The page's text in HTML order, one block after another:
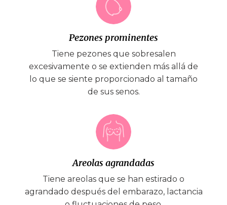
Pezones prominentes
Tiene pezones que sobresalen
excesivamente o se extienden más allá de
lo que se siente proporcionado al tamaño
de sus senos.
Areolas agrandadas
Tiene areolas que se han estirado o
agrandado después del embarazo, lactancia